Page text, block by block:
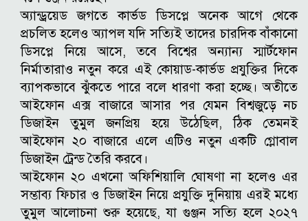
অ্যান্ড্রয়েড জগতে কার্ভড ডিসপ্লে অনেক আগে থেকে
প্রচলিত হলেও অ্যাপল যদি সত্যিই তাদের চারদিক বাঁকানো
ডিসপ্লে নিয়ে আসে, তবে বিশ্বের অন্যান্য স্মার্টফোন
নির্মাতারাও নতুন করে এই কোয়াড-কার্ভড প্রযুক্তির দিকে
ব্যাপকভাবে ঝুঁকতে পারে বলে ধারণা করা হচ্ছে। অতীতে
আইফোন এক্স বাজারে আসার পর যেমন বিশ্বজুড়ে নচ
ডিজাইন তুমুল জনপ্রিয় হয়ে উঠেছিল, ঠিক তেমনই
আইফোন ২০ বাজারে এলে এটিও নতুন একটি গ্লোবাল
ডিজাইন ট্রেন্ড তৈরি করবে।
আইফোন ২০ এখনো অফিশিয়ালি ঘোষণা না হলেও এর
সম্ভাব্য ফিচার ও ডিজাইন নিয়ে প্রযুক্তি দুনিয়ায় এরই মধ্যে
তুমুল আলোচনা শুরু হয়েছে, যা গুঞ্জন সত্যি হলে ২০২৭